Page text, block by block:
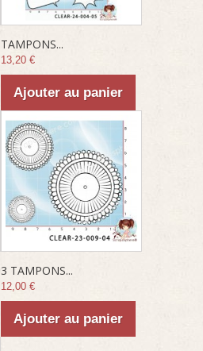
TAMPONS...
13,20 €
Ajouter au panier
3 TAMPONS...
12,00 €
Ajouter au panier